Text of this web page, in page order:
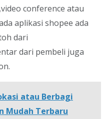
conference atau
aplikasi shopee ada
dari
dari pembeli juga
atau Berbagi
Mudah Terbaru